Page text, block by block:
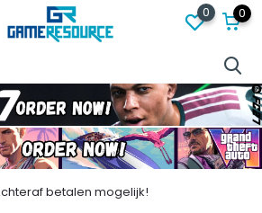
0 0
op werkdagen, volgende dag in huis!